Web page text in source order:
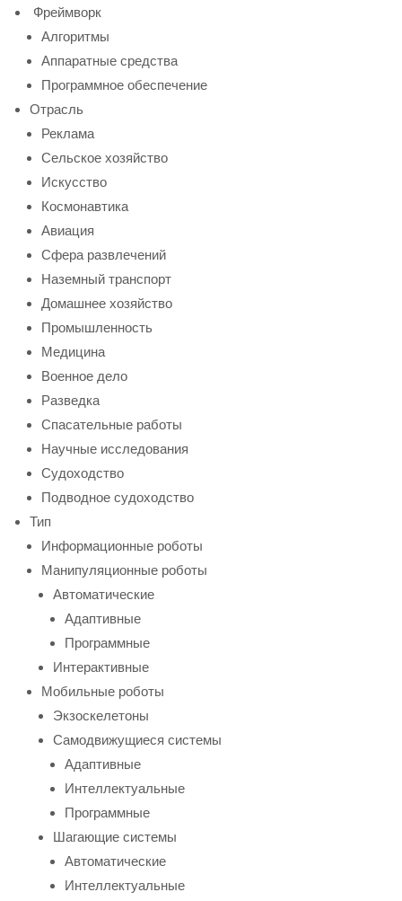
Фреймворк
Алгоритмы
Аппаратные средства
Программное обеспечение
Отрасль
Реклама
Сельское хозяйство
Искусство
Космонавтика
Авиация
Сфера развлечений
Наземный транспорт
Домашнее хозяйство
Промышленность
Медицина
Военное дело
Разведка
Спасательные работы
Научные исследования
Судоходство
Подводное судоходство
Тип
Информационные роботы
Манипуляционные роботы
Автоматические
Адаптивные
Программные
Интерактивные
Мобильные роботы
Экзоскелетоны
Самодвижущиеся системы
Адаптивные
Интеллектуальные
Программные
Шагающие системы
Автоматические
Интеллектуальные